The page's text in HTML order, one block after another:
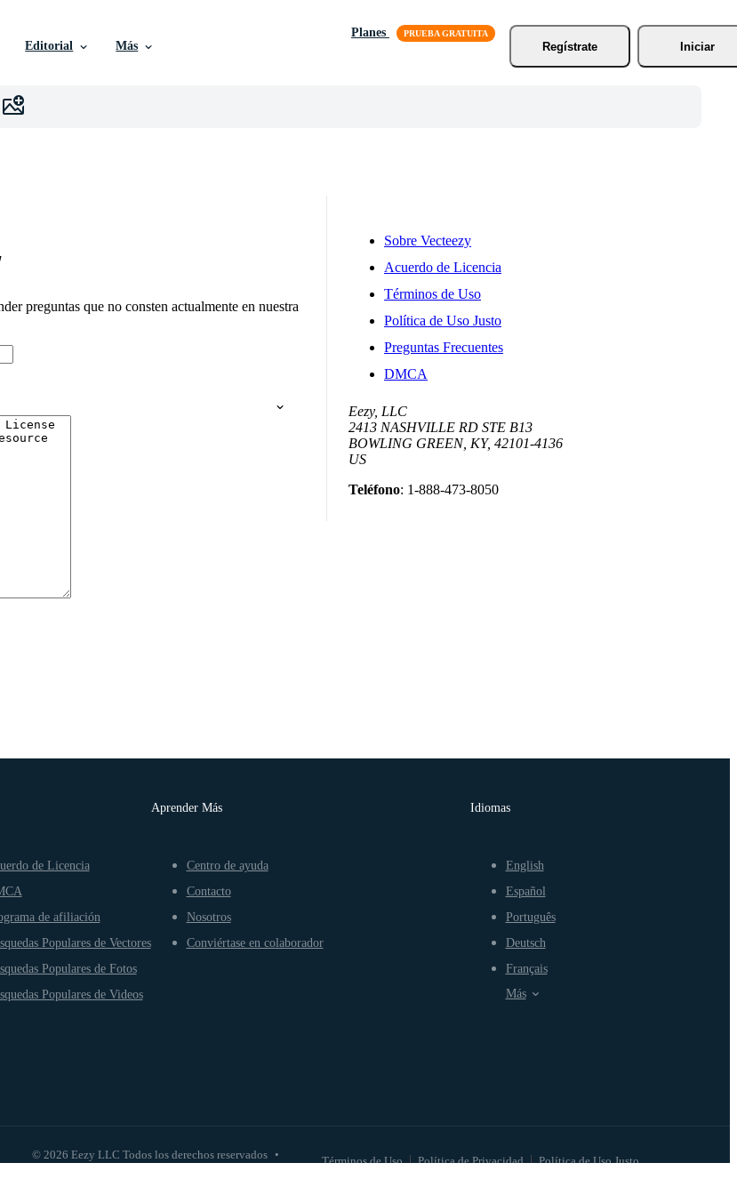
Editorial Más
Planes
Regístrate
Iniciar
preguntas que no consten actualmente en nuestra
Sobre Vecteezy
Acuerdo de Licencia
Términos de Uso
Política de Uso Justo
Preguntas Frecuentes
DMCA
Eezy, LLC
2413 NASHVILLE RD STE B13
BOWLING GREEN, KY, 42101-4136
US
Teléfono: 1-888-473-8050
de Licencia
de afiliación
Populares de Vectores
Populares de Fotos
Populares de Videos
Aprender Más
Centro de ayuda
Contacto
Nosotros
Conviértase en colaborador
© 2026 Eezy LLC Todos los derechos reservados • Términos de Uso Política de Privacidad Política de Uso Justo
Idiomas
English
Español
Português
Deutsch
Français
Más